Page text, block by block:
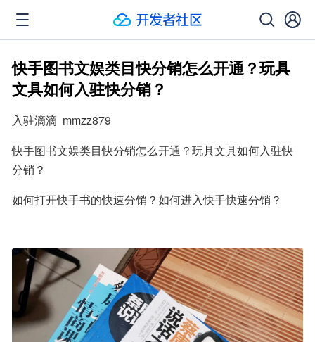
快手图书文娱类目快分销怎么开通？玩具
文具如何入驻快分销？
入驻滴滴  mmzz879
快手图书文娱类目快分销怎么开通？玩具文具如何入驻快
分销？
如何打开快手书的快速分销？如何进入快手快速分销？